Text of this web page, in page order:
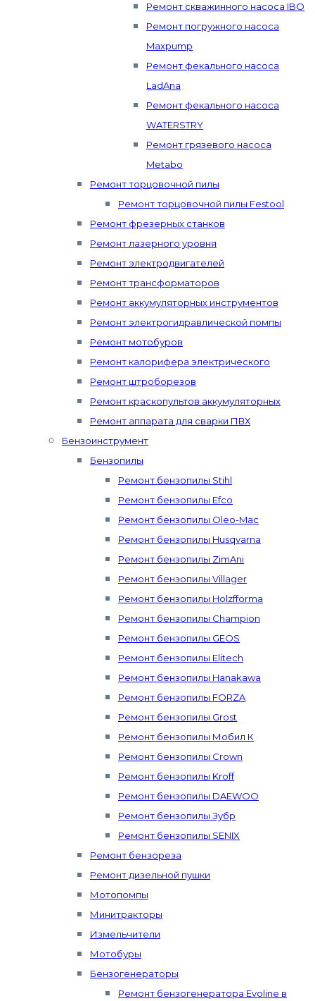
Ремонт скважинного насоса IBO
Ремонт погружного насоса
Maxpump
Ремонт фекального насоса
LadAna
Ремонт фекального насоса
WATERSTRY
Ремонт грязевого насоса
Metabo
Ремонт торцовочной пилы
Ремонт торцовочной пилы Festool
Ремонт фрезерных станков
Ремонт лазерного уровня
Ремонт электродвигателей
Ремонт трансформаторов
Ремонт аккумуляторных инструментов
Ремонт электрогидравлической помпы
Ремонт мотобуров
Ремонт калорифера электрического
Ремонт штроборезов
Ремонт краскопультов аккумуляторных
Ремонт аппарата для сварки ПВХ
Бензоинструмент
Бензопилы
Ремонт бензопилы Stihl
Ремонт бензопилы Efco
Ремонт бензопилы Oleo-Mac
Ремонт бензопилы Husqvarna
Ремонт бензопилы ZimAni
Ремонт бензопилы Villager
Ремонт бензопилы Holzfforma
Ремонт бензопилы Champion
Ремонт бензопилы GEOS
Ремонт бензопилы Elitech
Ремонт бензопилы Hanakawa
Ремонт бензопилы FORZA
Ремонт бензопилы Grost
Ремонт бензопилы Мобил К
Ремонт бензопилы Crown
Ремонт бензопилы Kroff
Ремонт бензопилы DAEWOO
Ремонт бензопилы Зубр
Ремонт бензопилы SENIX
Ремонт бензореза
Ремонт дизельной пушки
Мотопомпы
Минитракторы
Измельчители
Мотобуры
Бензогенераторы
Ремонт бензогенератора Evoline в